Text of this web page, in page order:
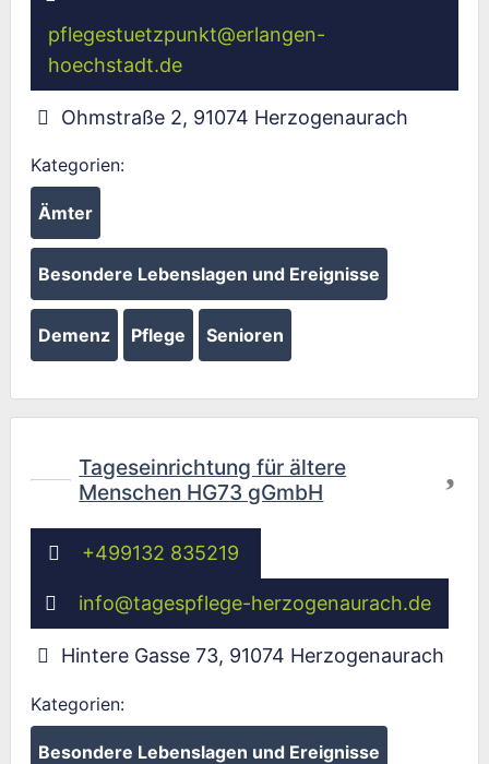
pflegestuetzpunkt@erlangen-
hoechstadt.de
Ohmstraße 2, 91074 Herzogenaurach
Kategorien:
Ämter
Besondere Lebenslagen und Ereignisse
Demenz Pflege Senioren
Tageseinrichtung für ältere
Menschen HG73 gGmbH
+499132 835219
info@tagespflege-herzogenaurach.de
Hintere Gasse 73, 91074 Herzogenaurach
Kategorien:
Besondere Lebenslagen und Ereignisse
Wird geladen …